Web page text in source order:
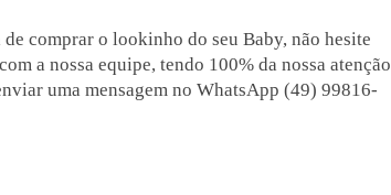
comprar o lookinho do seu Baby, não hesite
a nossa equipe, tendo 100% da nossa atenção
uma mensagem no WhatsApp (49) 99816-